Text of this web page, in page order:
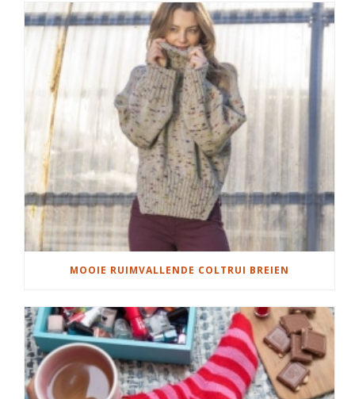
MOOIE RUIMVALLENDE COLTRUI BREIEN